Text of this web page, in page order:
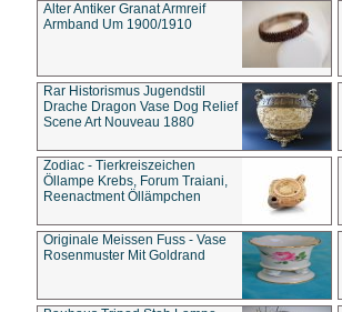
Alter Antiker Granat Armreif
Armband Um 1900/1910
Rar Historismus Jugendstil
Drache Dragon Vase Dog Relief
Scene Art Nouveau 1880
Zodiac - Tierkreiszeichen
Öllampe Krebs, Forum Traiani,
Reenactment Öllämpchen
Originale Meissen Fuss - Vase
Rosenmuster Mit Goldrand